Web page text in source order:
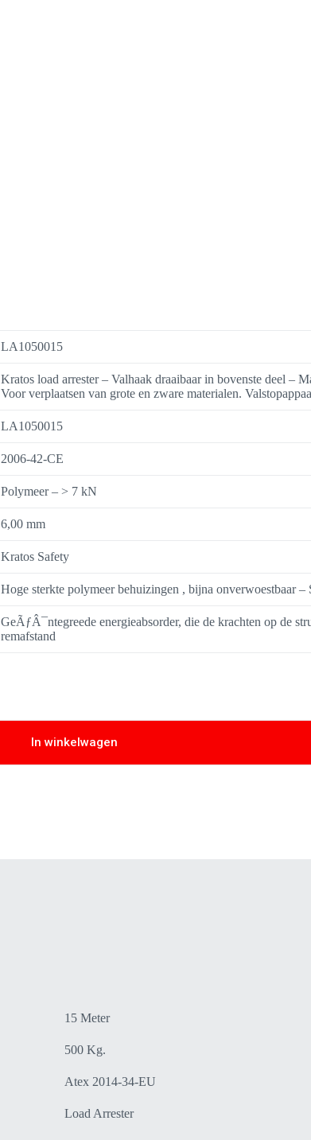
LA1050015
Kratos load arrester – Valhaak draaibaar in bovenste deel –
Voor verplaatsen van grote en zware materialen.
LA1050015
2006-42-CE
Polymeer – > 7 kN
6,00 mm
Kratos Safety
Hoge sterkte polymeer behuizingen , bijna onverwoestbaar –
GeÃƒÂ¯ntegreede energieabsorder, die de krachten op de
remafstand
In winkelwagen
15 Meter
500 Kg.
Atex 2014-34-EU
Load Arrester